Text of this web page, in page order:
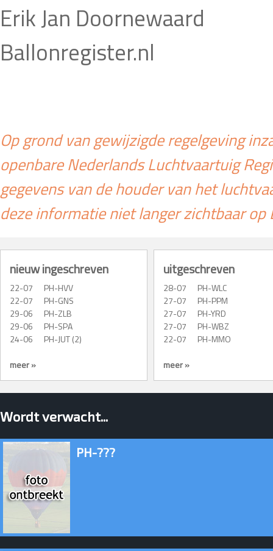
Erik Jan Doornewaard
Ballonregister.nl
Op grond van gewijzigde regelgeving
openbare Nederlands Luchtvaartuig
gegevens van de houder van het
deze informatie niet langer zichtbaar op
nieuw ingeschreven
22-07
PH-HVV
22-07
PH-GNS
29-06
PH-ZLB
29-06
PH-SPA
24-06
PH-JUT (2)
meer »
uitgeschreven
28-07
PH-WLC
27-07
PH-PPM
27-07
PH-YRD
27-07
PH-WBZ
22-07
PH-MMO
meer »
Wordt verwacht...
PH-???